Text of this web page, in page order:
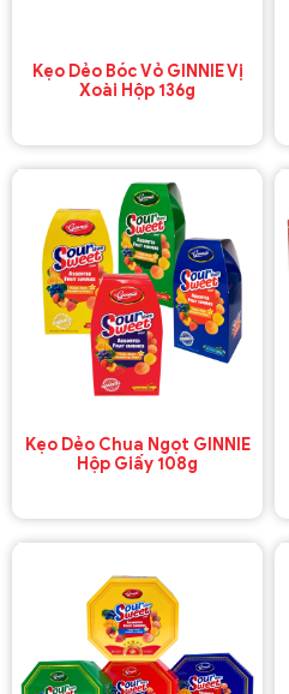
Kẹo Dẻo Bóc Vỏ GINNIE Vị
Xoài Hộp 136g
Kẹo Dẻo Chua Ngọt GINNIE
Hộp Giấy 108g